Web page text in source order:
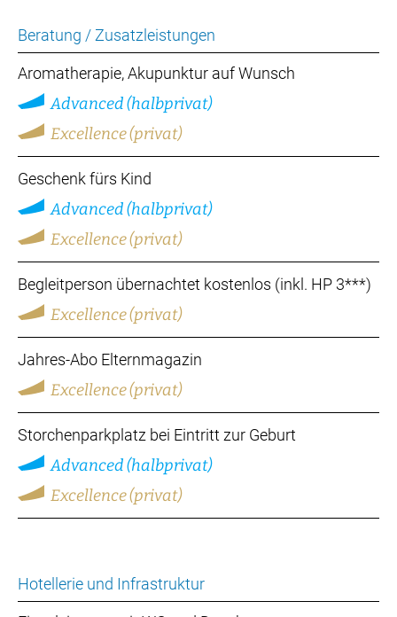
Beratung / Zusatzleistungen
Aromatherapie, Akupunktur auf Wunsch
Advanced (halbprivat)
Excellence (privat)
Geschenk fürs Kind
Advanced (halbprivat)
Excellence (privat)
Begleitperson übernachtet kostenlos (inkl. HP 3***)
Excellence (privat)
Jahres-Abo Elternmagazin
Excellence (privat)
Storchenparkplatz bei Eintritt zur Geburt
Advanced (halbprivat)
Excellence (privat)
Hotellerie und Infrastruktur